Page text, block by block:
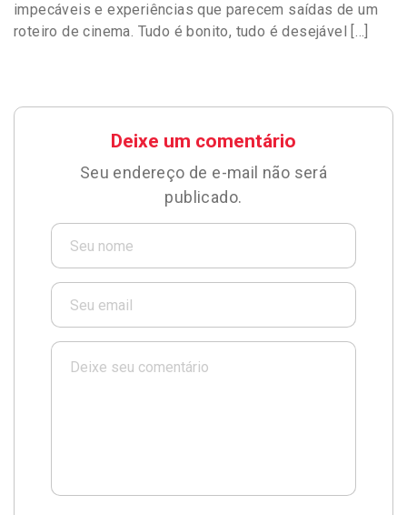
impecáveis e experiências que parecem saídas de um
roteiro de cinema. Tudo é bonito, tudo é desejável […]
Deixe um comentário
Seu endereço de e-mail não será
publicado.